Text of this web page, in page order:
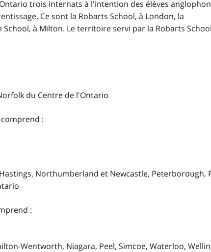
trois internats à l'intention des élèves
Ce sont la Robarts School, à London, la
School, à Milton. Le territoire servi par la Robarts
du Centre de l'Ontario
comprend :
Northumberland et Newcastle, Peterborough,
:
Wentworth, Niagara, Peel, Simcoe, Waterloo,